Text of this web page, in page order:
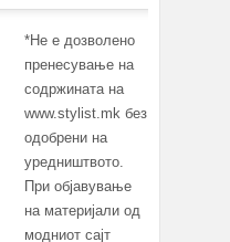
*Не е дозволено
пренесување на
содржината на
www.stylist.mk без
одобрени на
уредништвото.
При објавување
на материјали од
модниот сајт